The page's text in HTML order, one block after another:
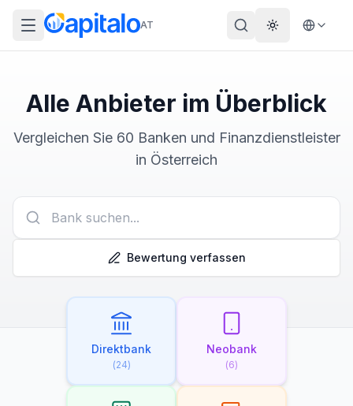
AT Theme
Alle Anbieter im Überblick
Vergleichen Sie 60 Banken und Finanzdienstleister
in Österreich
Bewertung verfassen
Direktbank
(24)
Neobank
(6)